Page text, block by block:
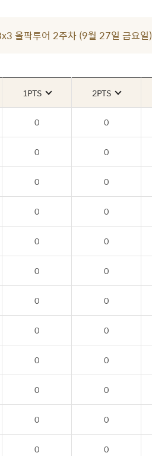
올팍투어 2주차 (9월 27일 금요일)
1PTS 2PTS
0 0
0 0
0 0
0 0
0 0
0 0
0 0
0 0
0 0
0 0
0 0
0 0